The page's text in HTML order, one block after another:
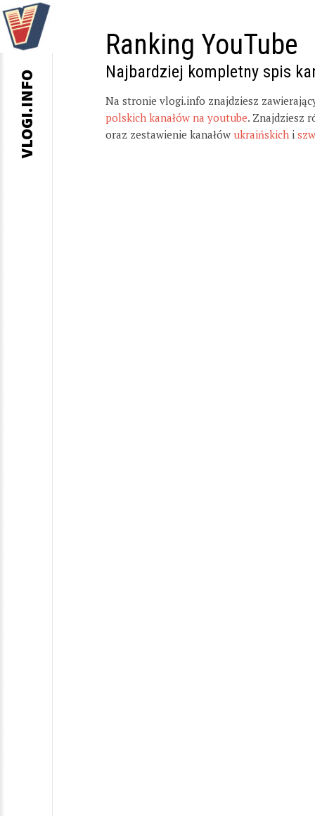
Ranking YouTube
Najbardziej kompletny spis
Na stronie vlogi.info znajdziesz
polskich kanałów na youtube. Znajdziesz
oraz zestawienie kanałów ukraińskich i
VLOGI.INFO